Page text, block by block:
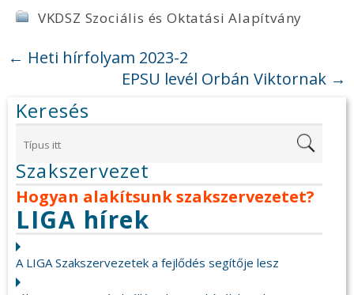
VKDSZ Szociális és Oktatási Alapítvány
← Heti hírfolyam 2023-2
EPSU levél Orbán Viktornak →
Keresés
Szakszervezet
Hogyan alakítsunk szakszervezetet?
LIGA hírek
A LIGA Szakszervezetek a fejlődés segítője lesz